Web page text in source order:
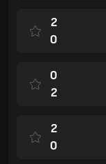
2
0
0
2
2
0